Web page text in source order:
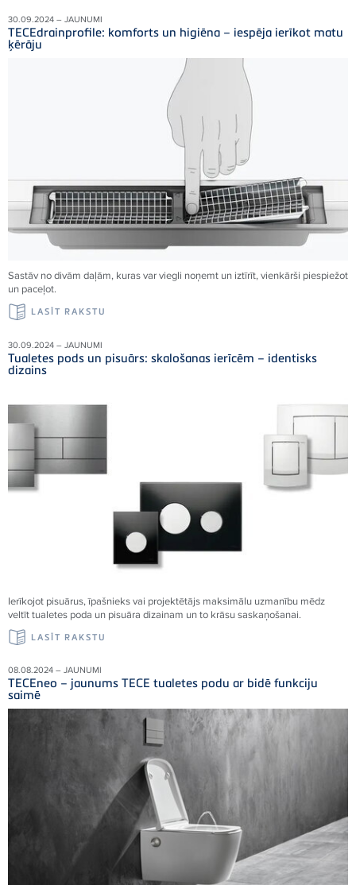
30.09.2024 – JAUNUMI
TECEdrainprofile: komforts un higiēna – iespēja ierīkot matu
ķērāju
Sastāv no divām daļām, kuras var viegli noņemt un iztīrīt, vienkārši piespiežot
un paceļot.
LASĪT RAKSTU
30.09.2024 – JAUNUMI
Tualetes pods un pisuārs: skalošanas ierīcēm – identisks
dizains
Ierīkojot pisuārus, īpašnieks vai projektētājs maksimālu uzmanību mēdz
veltīt tualetes poda un pisuāra dizainam un to krāsu saskaņošanai.
LASĪT RAKSTU
08.08.2024 – JAUNUMI
TECEneo – jaunums TECE tualetes podu ar bidē funkciju
saimē